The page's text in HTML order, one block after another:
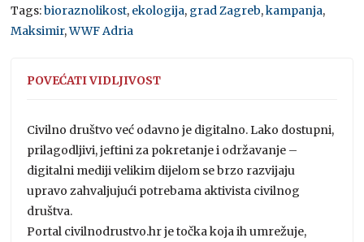
Tags:bioraznolikost, ekologija, grad Zagreb,kampanja,
Maksimir,WWF Adria
POVEĆATI VIDLJIVOST
Civilno društvo već odavno je digitalno. Lako dostupni,
prilagodljivi, jeftini za pokretanje i održavanje –
digitalni mediji velikim dijelom se brzo razvijaju
upravo zahvaljujući potrebama aktivista civilnog
društva.
Portal civilnodrustvo.hr je točka koja ih umrežuje,